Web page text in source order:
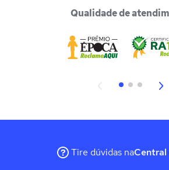
Qualidade de
Tire dúvidas naCentral